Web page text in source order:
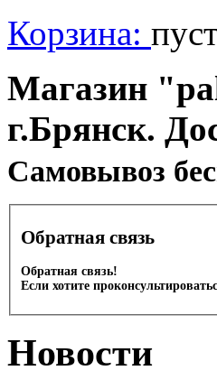
Корзина:
Магазин
г.Брянск.
Cамовывоз
Обратная связь
Обратная связь!
Если хотите
Новости